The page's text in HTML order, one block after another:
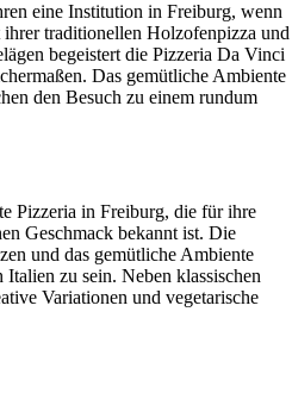
eine Institution in Freiburg, wenn
traditionellen Holzofenpizza und
begeistert die Pizzeria Da Vinci
Das gemütliche Ambiente
den Besuch zu einem rundum
Pizzeria in Freiburg, die für ihre
Geschmack bekannt ist. Die
und das gemütliche Ambiente
zu sein. Neben klassischen
Variationen und vegetarische